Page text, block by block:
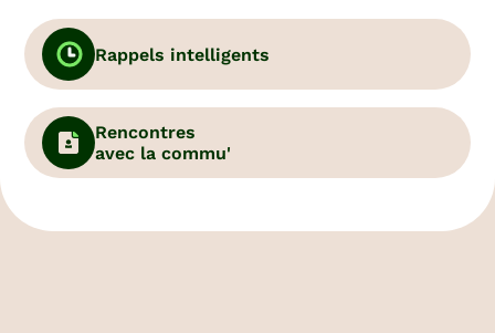
Rappels intelligents
Rencontres
avec la commu'